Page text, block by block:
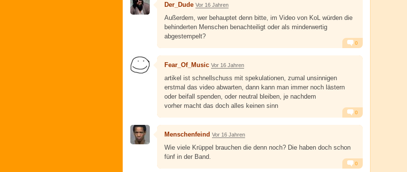
Der_Dude Vor 16 Jahren
Außerdem, wer behauptet denn bitte, im Video von KoL würden die
behinderten Menschen benachteiligt oder als minderwertig
abgestempelt?
Alarm Antworten
0
Fear_Of_Music Vor 16 Jahren
artikel ist schnellschuss mit spekulationen, zumal unsinnigen
erstmal das video abwarten, dann kann man immer noch lästern
oder beifall spenden, oder neutral bleiben, je nachdem
vorher macht das doch alles keinen sinn
Alarm Antworten
0
Menschenfeind Vor 16 Jahren
Wie viele Krüppel brauchen die denn noch? Die haben doch schon
fünf in der Band.
0